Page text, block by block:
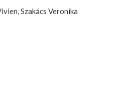
Szakács Veronika